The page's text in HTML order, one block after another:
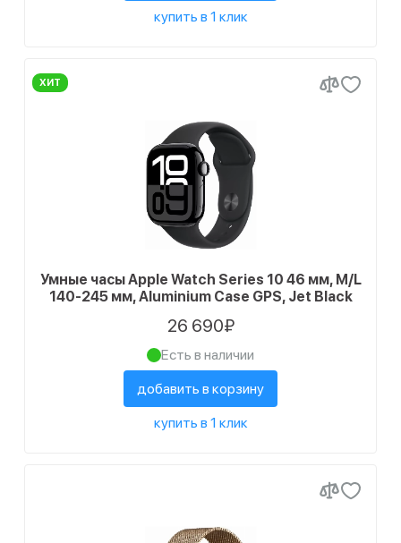
купить в 1 клик
ХИТ
Умные часы Apple Watch Series 10 46 мм, M/L
140-245 мм, Aluminium Case GPS, Jet Black
26 690₽
Есть в наличии
добавить в корзину
купить в 1 клик